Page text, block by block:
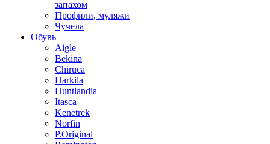
запахом
Профили, муляжи
Чучела
Обувь
Aigle
Bekina
Chiruсa
Harkila
Huntlandia
Itasca
Kenetrek
Norfin
P.Original